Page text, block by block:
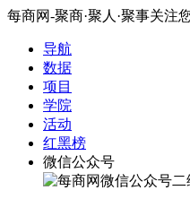
每商网-聚商·聚人·聚事关注
导航
数据
项目
学院
活动
红黑榜
微信公众号